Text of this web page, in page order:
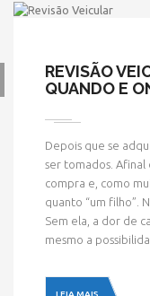
REVISÃO
QUANDO E
Depois que se
ser tomados. Afinal
compra e, como
quanto “um filho”.
Sem ela, a dor de
mesmo a
LEIA MAIS